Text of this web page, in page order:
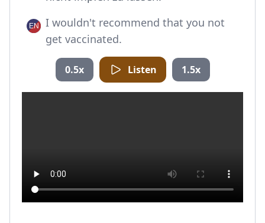
I wouldn't recommend that you not
get vaccinated.
0.5x Listen 1.5x